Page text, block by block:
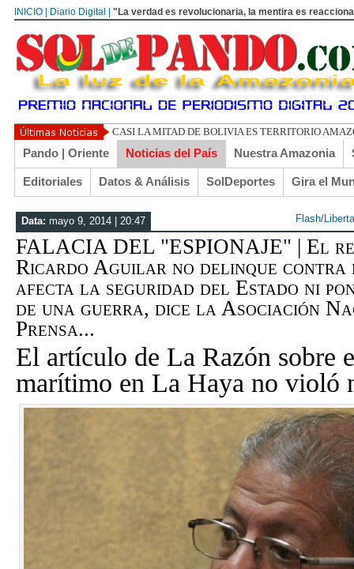
INICIO | Diario Digital | "La verdad es revolucionaria, la mentira es
UN
Pando | Oriente Noticias del País Nuestra Amazonia
Editoriales Datos & Análisis SolDeportes Gira el
Data: mayo 9, 2014 | 20:47 Flash/
FALACIA DEL "ESPIONAJE" | El
Ricardo Aguilar no delinque contra
afecta la seguridad del Estado ni
de una guerra, dice la Asociación
Prensa...
El artículo de La Razón sobre
marítimo en La Haya no violó